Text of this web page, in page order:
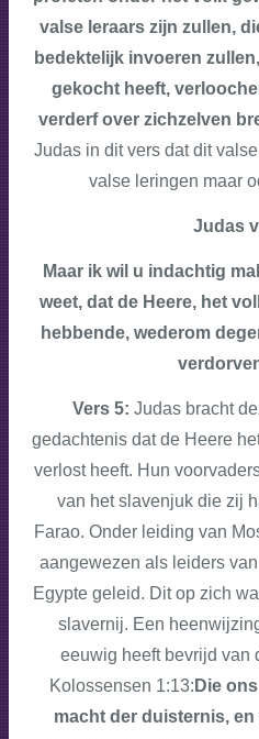
valse leraars zijn zullen,
bedektelijk invoeren
gekocht heeft,
verderf over zichzelven
Judas in dit vers dat dit
valse leringen maar
Judas
Maar ik wil u indachtig
weet, dat de Heere, het
hebbende, wederom
Vers 5: Judas bracht
gedachtenis dat de Heere
verlost heeft. Hun
van het slavenjuk die zij
Farao. Onder leiding van
aangewezen als leiders
Egypte geleid. Dit op zich
slavernij. Een
eeuwig heeft bevrijd van
Kolossensen 1:13: Die
macht der duisternis,